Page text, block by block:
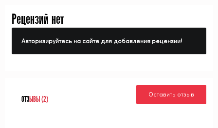
Рецензий нет
Авторизируйтесь на сайте для добавления рецензии!
ОТЗЫВЫ (2)
Оставить отзыв